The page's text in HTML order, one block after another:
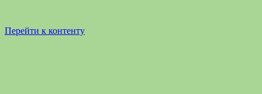
Перейти к контенту